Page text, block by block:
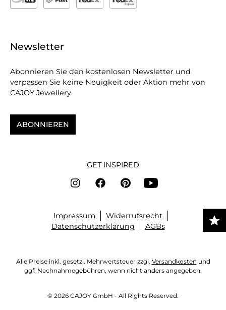
Newsletter
Abonnieren Sie den kostenlosen Newsletter und
verpassen Sie keine Neuigkeit oder Aktion mehr von
CAJOY Jewellery.
ABONNIEREN
GET INSPIRED
Impressum
Widerrufsrecht
Datenschutzerklärung
AGBs
Alle Preise inkl. gesetzl. Mehrwertsteuer zzgl. Versandkosten und
ggf. Nachnahmegebühren, wenn nicht anders angegeben.
© 2026 CAJOY GmbH - All Rights Reserved.